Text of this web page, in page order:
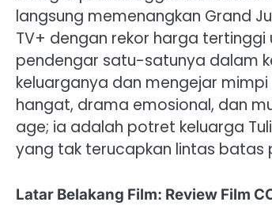
langsung memenangkan Grand
TV+ dengan rekor harga tertinggi
pendengar satu-satunya dalam
keluarganya dan mengejar
hangat, drama emosional, dan
age; ia adalah potret keluarga
yang tak terucapkan lintas batas
Latar Belakang Film: Review Film